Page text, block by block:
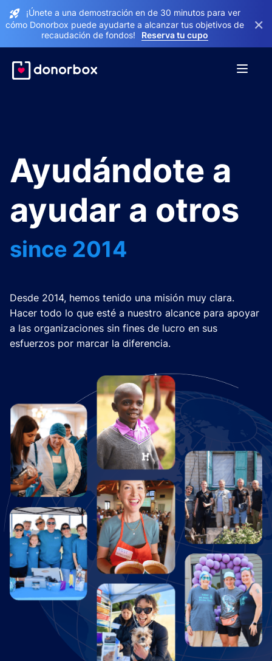
¡Únete a una demostración en de 30 minutos para ver
cómo Donorbox puede ayudarte a alcanzar tus objetivos de
recaudación de fondos!
Reserva tu cupo
×
Ayudándote a
ayudar a otros
since 2014
Desde 2014, hemos tenido una misión muy clara.
Hacer todo lo que esté a nuestro alcance para apoyar
a las organizaciones sin fines de lucro en sus
esfuerzos por marcar la diferencia.